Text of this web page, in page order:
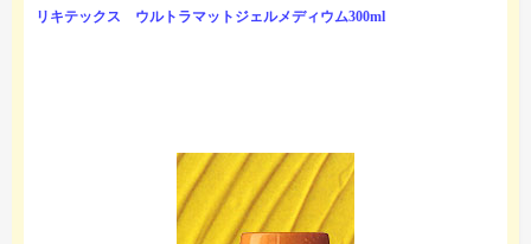
リキテックス ウルトラマットジェルメディウム300ml